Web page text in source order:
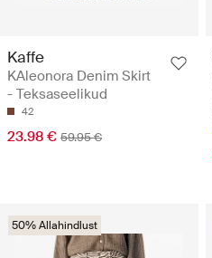
Kaffe
KAleonora Denim Skirt
- Teksaseelikud
42
23.98 € 59.95 €
50% Allahindlust